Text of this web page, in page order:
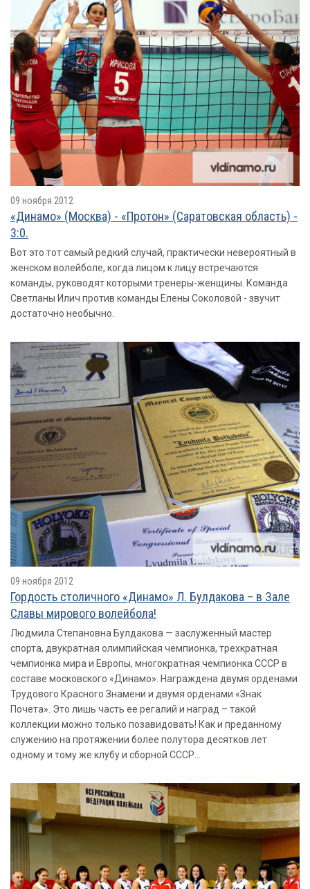
09 ноября 2012
«Динамо» (Москва) - «Протон» (Саратовская область) -
3:0.
Вот это тот самый редкий случай, практически невероятный в
женском волейболе, когда лицом к лицу встречаются
команды, руководят которыми тренеры-женщины. Команда
Светланы Илич против команды Елены Соколовой - звучит
достаточно необычно.
09 ноября 2012
Гордость столичного «Динамо» Л. Булдакова – в Зале
Славы мирового волейбола!
Людмила Степановна Булдакова — заслуженный мастер
спорта, двукратная олимпийская чемпионка, трехкратная
чемпионка мира и Европы, многократная чемпионка СССР в
составе московского «Динамо». Награждена двумя орденами
Трудового Красного Знамени и двумя орденами «Знак
Почета». Это лишь часть ее регалий и наград – такой
коллекции можно только позавидовать! Как и преданному
служению на протяжении более полутора десятков лет
одному и тому же клубу и сборной СССР...